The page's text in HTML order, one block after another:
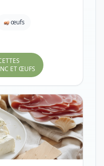
œufs
ET ŒUFS